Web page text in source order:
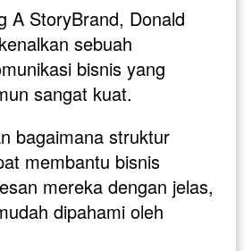
A StoryBrand, Donald
sebuah
bisnis yang
sangat kuat.
bagaimana struktur
membantu bisnis
mereka dengan jelas,
dipahami oleh